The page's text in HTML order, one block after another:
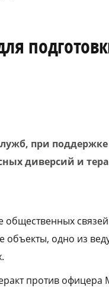
при
диверсий и
общественных
объекты, одно из
против